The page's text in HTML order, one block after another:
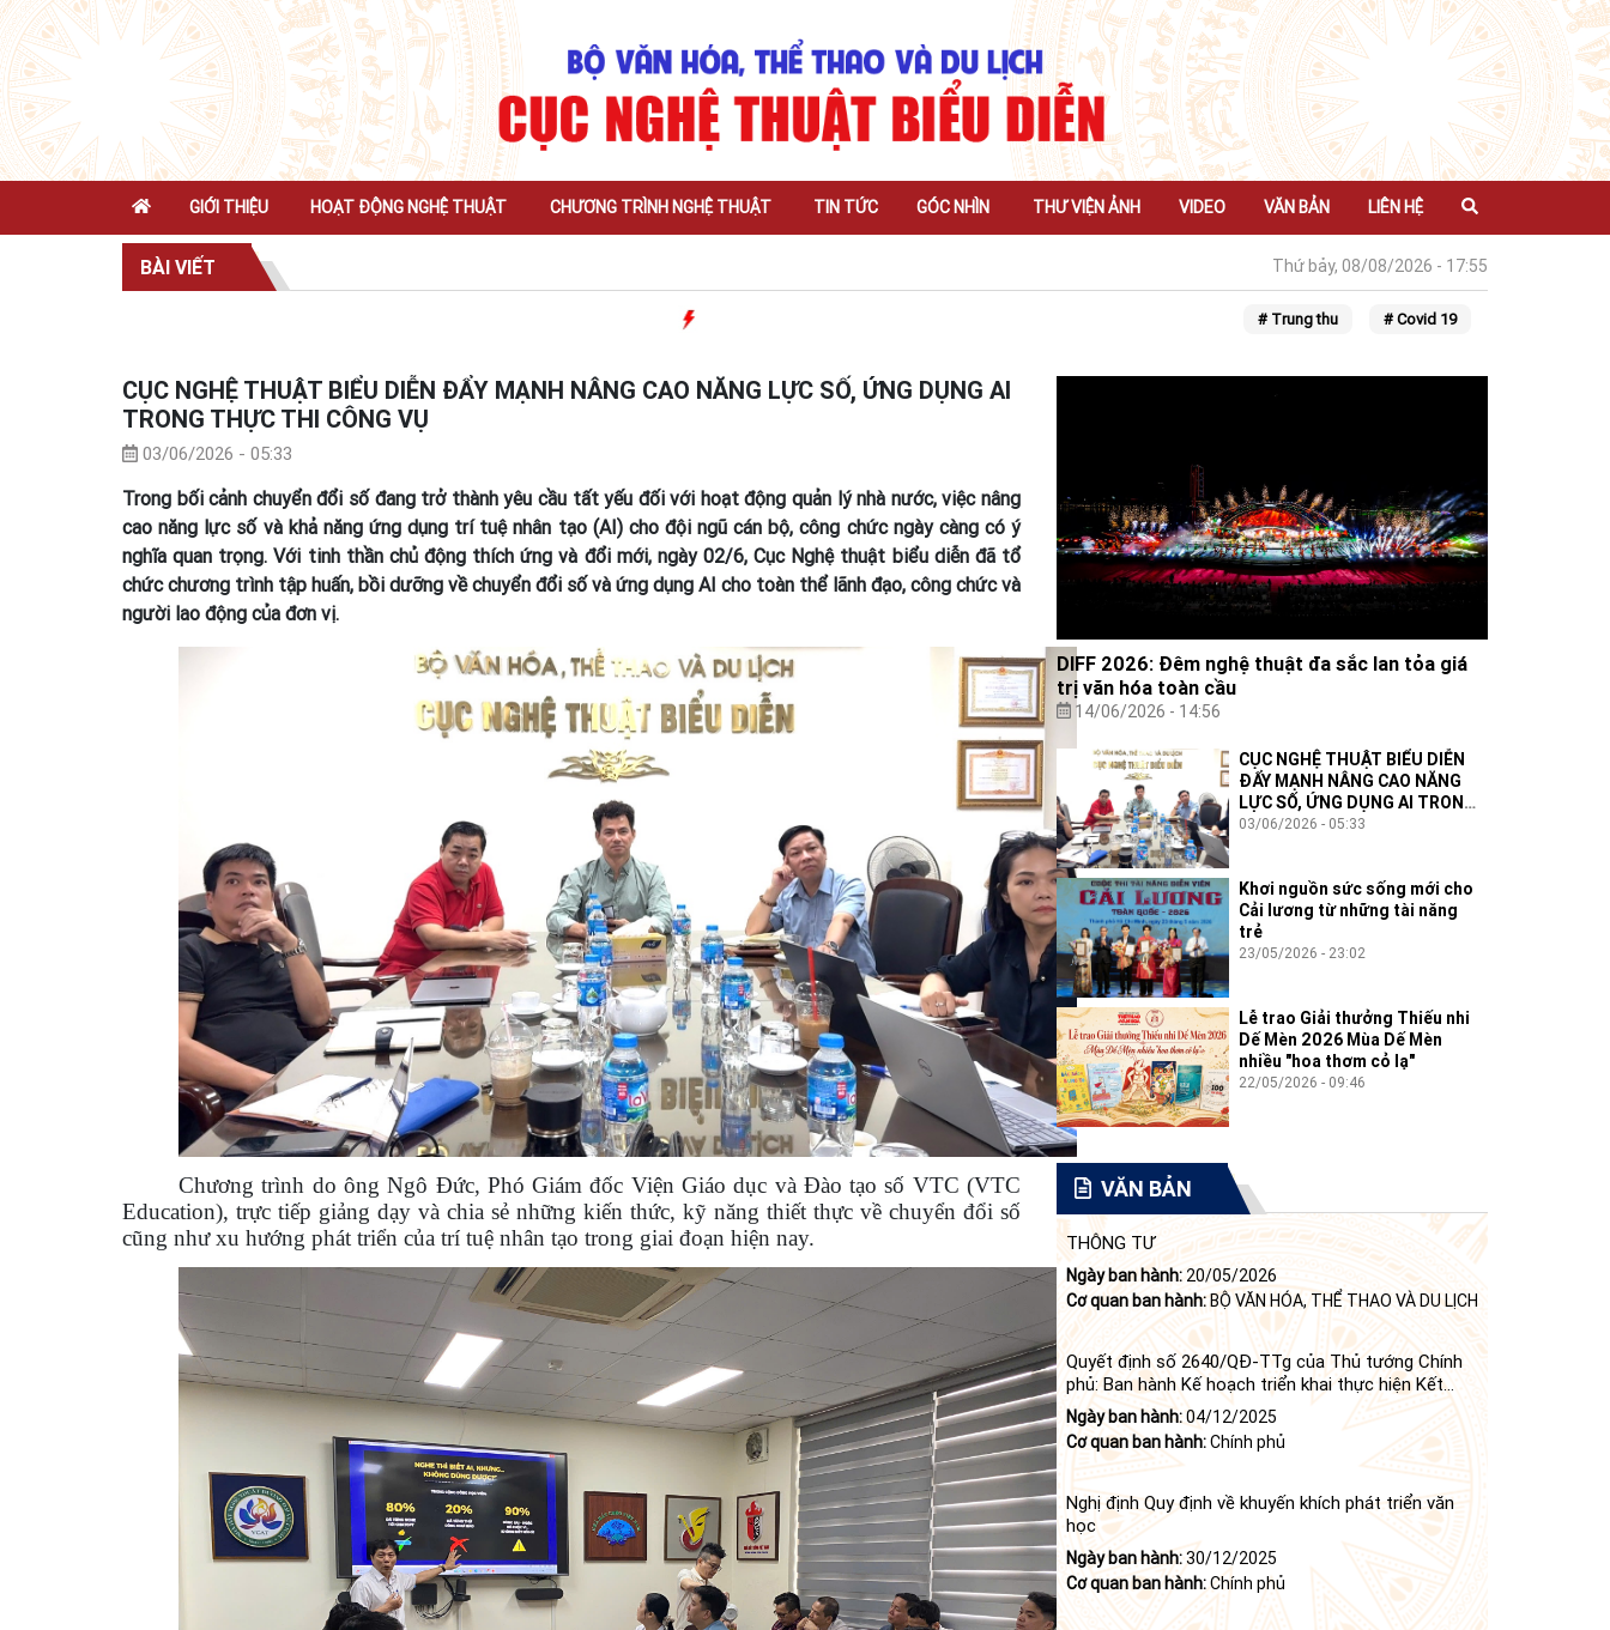
GIỚI THIỆU HOẠT ĐỘNG NGHỆ THUẬT CHƯƠNG TRÌNH NGHỆ THUẬT TIN TỨC GÓC NHÌN THƯ VIỆN ẢNH VIDEO VĂN BẢN LIÊN HỆ
BÀI VIẾT Thứ bảy, 08/08/2026 - 17:55
# Trung thu # Covid 19
CỤC NGHỆ THUẬT BIỂU DIỄN ĐẨY MẠNH NÂNG CAO NĂNG LỰC SỐ, ỨNG DỤNG AI
TRONG THỰC THI CÔNG VỤ
03/06/2026 - 05:33
Trong bối cảnh chuyển đổi số đang trở thành yêu cầu tất yếu đối với hoạt động quản lý nhà nước, việc nâng
cao năng lực số và khả năng ứng dụng trí tuệ nhân tạo (AI) cho đội ngũ cán bộ, công chức ngày càng có ý
nghĩa quan trọng. Với tinh thần chủ động thích ứng và đổi mới, ngày 02/6, Cục Nghệ thuật biểu diễn đã tổ
chức chương trình tập huấn, bồi dưỡng về chuyển đổi số và ứng dụng AI cho toàn thể lãnh đạo, công chức và
người lao động của đơn vị.
Chương trình do ông Ngô Đức, Phó Giám đốc Viện Giáo dục và Đào tạo số VTC (VTC
Education), trực tiếp giảng dạy và chia sẻ những kiến thức, kỹ năng thiết thực về chuyển đổi số
cũng như xu hướng phát triển của trí tuệ nhân tạo trong giai đoạn hiện nay.
DIFF 2026: Đêm nghệ thuật đa sắc lan tỏa giá
trị văn hóa toàn cầu
14/06/2026 - 14:56
CỤC NGHỆ THUẬT BIỂU DIỄN
ĐẨY MẠNH NÂNG CAO NĂNG
LỰC SỐ, ỨNG DỤNG AI TRONG
THỰC THI CÔNG VỤ
03/06/2026 - 05:33
Khơi nguồn sức sống mới cho
Cải lương từ những tài năng
trẻ
23/05/2026 - 23:02
Lễ trao Giải thưởng Thiếu nhi
Dế Mèn 2026 Mùa Dế Mèn
nhiều "hoa thơm cỏ lạ"
22/05/2026 - 09:46
VĂN BẢN
THÔNG TƯ
Ngày ban hành: 20/05/2026
Cơ quan ban hành:BỘ VĂN HÓA, THỂ THAO VÀ DU LỊCH
Quyết định số 2640/QĐ-TTg của Thủ tướng Chính
phủ: Ban hành Kế hoạch triển khai thực hiện Kết
luận số 84-KL/TW ngày 21 tháng 6 năm 2024 của
Bộ Chính trị tiếp tục thực hiện Nghị quyết số 23-
NQ/TW ngày 16 tháng 6 năm 2008 của Bộ Chính trị
(khóa X) về "tiếp tục xây dựng và phát triển văn học,
nghệ thuật trong thời kỳ mới"
Ngày ban hành:04/12/2025
Cơ quan ban hành:Chính phủ
Nghị định Quy định về khuyến khích phát triển văn
học
Ngày ban hành:30/12/2025
Cơ quan ban hành:Chính phủ